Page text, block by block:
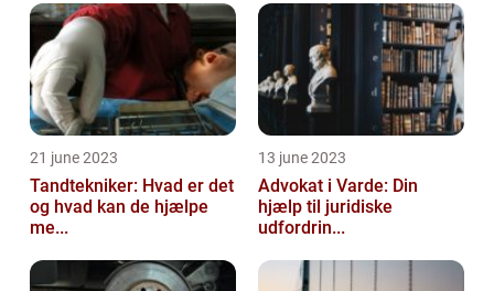
21 june 2023
Tandtekniker: Hvad er det
og hvad kan de hjælpe
me...
13 june 2023
Advokat i Varde: Din
hjælp til juridiske
udfordrin...